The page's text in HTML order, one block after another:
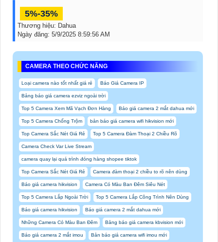
5%-35%
Thương hiệu: Dahua
Ngày đăng: 5/9/2025 8:59:56 AM
CAMERA THEO CHỨC NĂNG
Loại camera nào tốt nhất giá rẻ Báo Giá Camera IP
Bảng báo giá camera ezviz ngoài trời
Top 5 Camera Xem Mã Vạch Đơn Hàng Báo giá camera 2 mắt dahua mới
Top 5 Camera Chống Trộm bản báo giá camera wifi hikvision mới
Top Camera Sắc Nét Giá Rẻ Top 5 Camera Đàm Thoại 2 Chiều Rõ
Camera Check Var Live Stream
camera quay lại quá trình đóng hàng shopee tiktok
Top Camera Sắc Nét Giá Rẻ Camera đàm thoại 2 chiều to rõ nên dùng
Báo giá camera hikvision Camera Có Màu Ban Đêm Siêu Nét
Top 5 Camera Lắp Ngoài Trời Top 5 Camera Lắp Công Trình Nên Dùng
Báo giá camera hikvision Báo giá camera 2 mắt dahua mới
Những Camera Có Màu Ban Đêm Bảng báo giá camera kbvision mới
Báo giá camera 2 mắt imou Bản báo giá camera wifi imou mới